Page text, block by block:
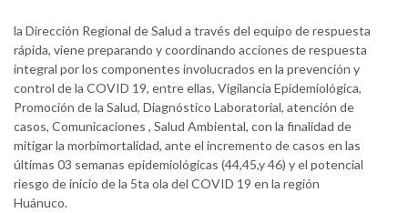
la Dirección Regional de Salud a través del equipo de respuesta
rápida, viene preparando y coordinando acciones de respuesta
integral por los componentes involucrados en la prevención y
control de la COVID 19, entre ellas, Vigilancia Epidemiológica,
Promoción de la Salud, Diagnóstico Laboratorial, atención de
casos, Comunicaciones , Salud Ambiental, con la finalidad de
mitigar la morbimortalidad, ante el incremento de casos en las
últimas 03 semanas epidemiológicas (44,45,y 46) y el potencial
riesgo de inicio de la 5ta ola del COVID 19 en la región
Huánuco.